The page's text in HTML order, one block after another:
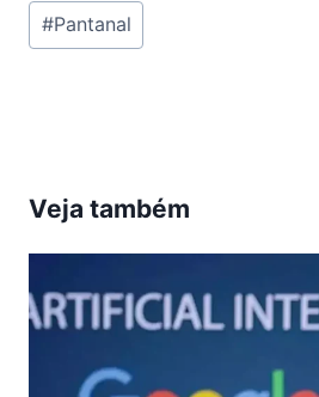
Tags
do
#Pantanal
Veja também